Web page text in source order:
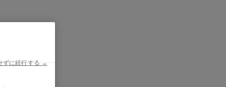
ずに続行する →